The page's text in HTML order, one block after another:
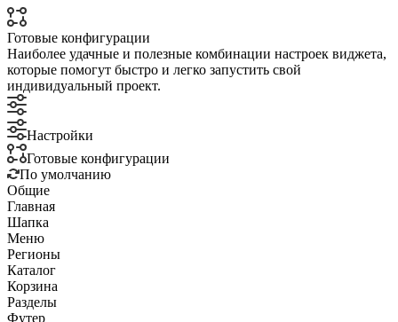
Готовые конфигурации
Наиболее удачные и полезные комбинации настроек виджета,
которые помогут быстро и легко запустить свой
индивидуальный проект.
Настройки
Готовые конфигурации
По умолчанию
Общие
Главная
Шапка
Меню
Регионы
Каталог
Корзина
Разделы
Футер